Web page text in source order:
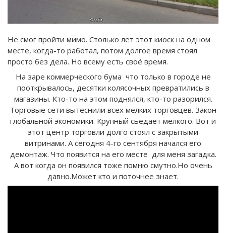
Не смог пройти мимо. Столько лет этот киоск на одном
месте, когда-то работал, потом долгое время стоял
просто без дела. Но всему есть своё время.
На заре коммерческого бума что только в городе не
пооткрывалось, десятки колясочных превратились в
магазины. Кто-то на этом поднялся, кто-то разорился.
Торговые сети вытеснили всех мелких торговцев. Закон
глобальной экономики. Крупный сьедает мелкого. Вот и
этот центр торговли долго стоял с закрытыми
витринами. А сегодня 4-го сентября начался его
демонтаж. Что появится на его месте для меня загадка.
А вот когда он появился тоже помню смутно.Но очень
давно.Может кто и поточнее знает.